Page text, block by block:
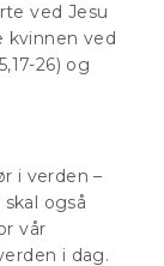
ved Jesu
kvinnen ved
26) og
i verden –
også
vår
i dag.